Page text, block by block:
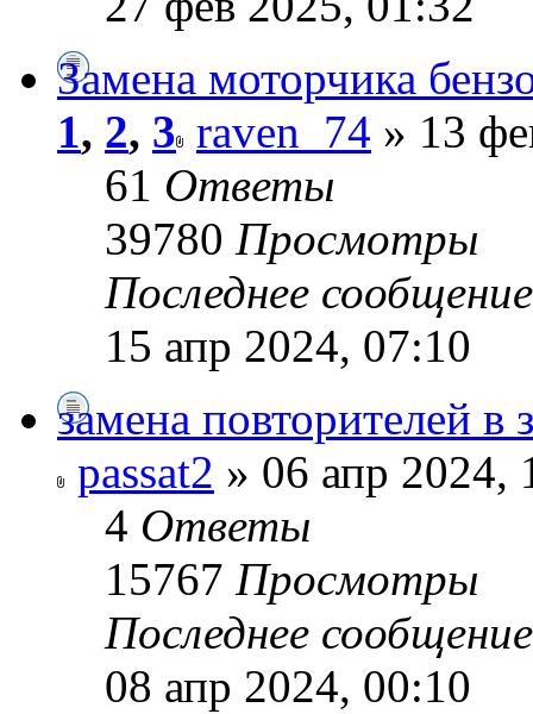
Замена моторчика
1, 2, 3 raven_74 » 13
61 Ответы
39780 Просмотры
Последнее
15 апр 2024, 07:10
замена повторителей в
passat2 » 06 апр 2024,
4 Ответы
15767 Просмотры
Последнее
08 апр 2024, 00:10